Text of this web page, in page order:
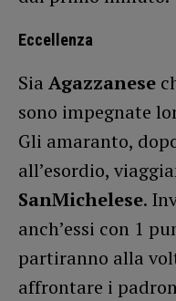
Eccellenza
Sia Agazzanese
sono impegnate
Gli amaranto,
all’esordio,
SanMichelese.
anch’essi con 1
partiranno alla
affrontare i